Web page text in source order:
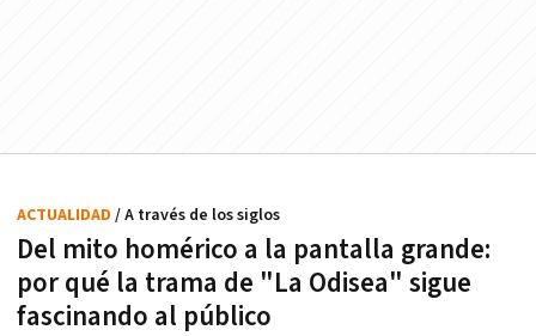
Del mito homérico a la pantalla grande:
por qué la trama de "La Odisea" sigue
fascinando al público
ACTUALIDAD / A través de los siglos